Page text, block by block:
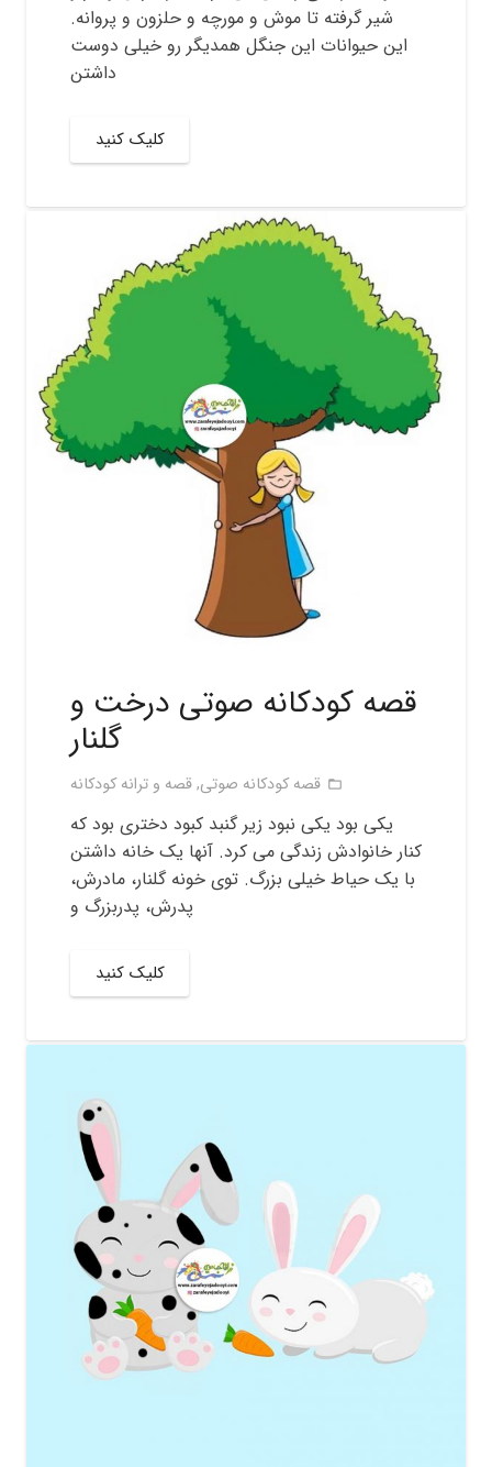
شیر گرفته تا موش و مورچه و حلزون و پروانه.
این حیوانات این جنگل همدیگر رو خیلی دوست
داشتن
کلیک کنید
قصه کودکانه صوتی درخت و
گلنار
folder_open قصه کودکانه صوتی,قصه و ترانه کودکانه
یکی بود یکی نبود زیر گنبد کبود دختری بود که
کنار خانوادش زندگی می کرد. آنها یک خانه داشتن
با یک حیاط خیلی بزرگ. توی خونه گلنار، مادرش،
پدرش، پدربزرگ و
کلیک کنید